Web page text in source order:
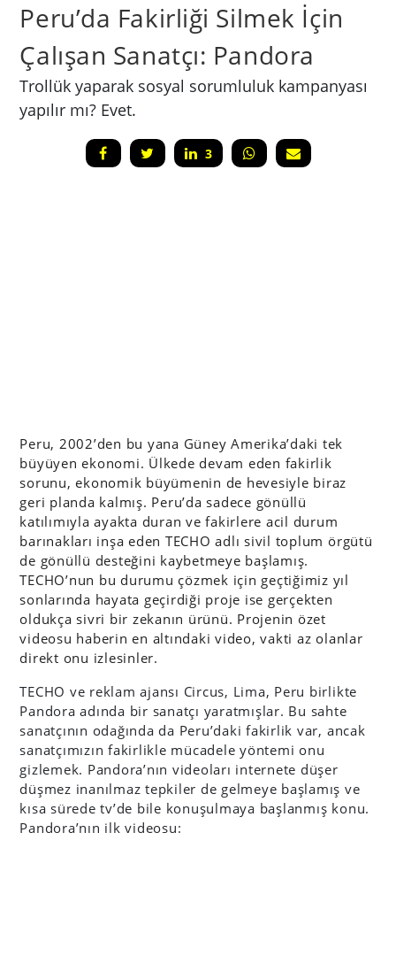
Peru’da Fakirliği Silmek İçin
Çalışan Sanatçı: Pandora
Trollük yaparak sosyal sorumluluk kampanyası
yapılır mı? Evet.
3
Peru, 2002’den bu yana Güney Amerika’daki tek
büyüyen ekonomi. Ülkede devam eden fakirlik
sorunu, ekonomik büyümenin de hevesiyle biraz
geri planda kalmış. Peru’da sadece gönüllü
katılımıyla ayakta duran ve fakirlere acil durum
barınakları inşa eden TECHO adlı sivil toplum örgütü
de gönüllü desteğini kaybetmeye başlamış.
TECHO’nun bu durumu çözmek için geçtiğimiz yıl
sonlarında hayata geçirdiği proje ise gerçekten
oldukça sivri bir zekanın ürünü. Projenin özet
videosu haberin en altındaki video, vakti az olanlar
direkt onu izlesinler.
TECHO ve reklam ajansı Circus, Lima, Peru birlikte
Pandora adında bir sanatçı yaratmışlar. Bu sahte
sanatçının odağında da Peru’daki fakirlik var, ancak
sanatçımızın fakirlikle mücadele yöntemi onu
gizlemek. Pandora’nın videoları internete düşer
düşmez inanılmaz tepkiler de gelmeye başlamış ve
kısa sürede tv’de bile konuşulmaya başlanmış konu.
Pandora’nın ilk videosu: